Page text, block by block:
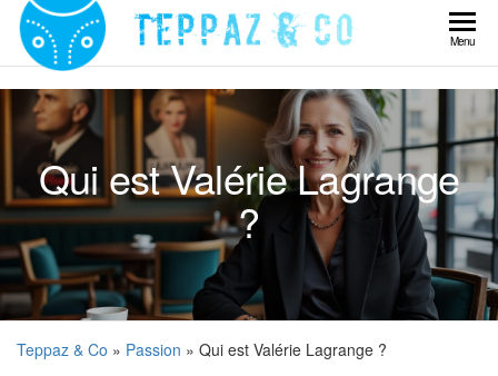
Skip
content
Teppaz
& Co
Menu
Qui est Valérie Lagrange
?
Teppaz & Co » Passion » Qui est Valérie Lagrange ?